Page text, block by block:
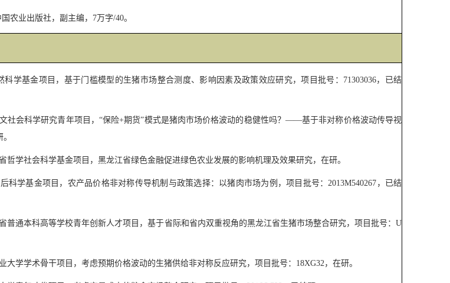
农业出版社，副主编， 7万字/40。
科学基金项目，基于门槛模型的生猪市场整合测度、影响因素及政策效应研究，项目批号： 71303036，已结
社会科学研究青年项目， “保险+期货”模式是猪肉市场价格波动的稳健性吗？——基于非对称价格波动传导视
哲学社会科学基金项目，黑龙江省绿色金融促进绿色农业发展的影响机理及效果研究，在研。
科学基金项目，农产品价格非对称传导机制与政策选择：以猪肉市场为例，项目批号：2013M540267 ，已结
普通本科高等学校青年创新人才项目，基于省际和省内双重视角的黑龙江省生猪市场整合研究，项目批号：U
大学学术骨干项目，考虑预期价格波动的生猪供给非对称反应研究，项目批号： 18XG32，在研。